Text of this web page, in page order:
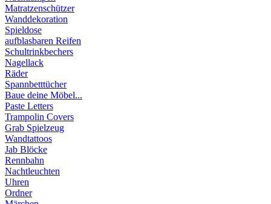
Matratzenschützer
Wanddekoration
Spieldose
aufblasbaren Reifen
Schultrinkbechers
Nagellack
Räder
Spannbetttücher
Baue deine Möbel...
Paste Letters
Trampolin Covers
Grab Spielzeug
Wandtattoos
Jab Blöcke
Rennbahn
Nachtleuchten
Uhren
Ordner